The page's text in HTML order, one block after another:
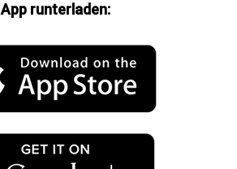
App runterladen: